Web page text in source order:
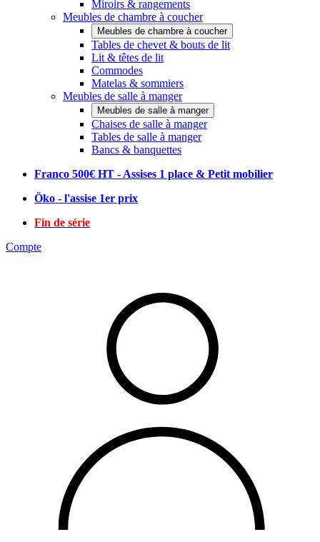
Miroirs & rangements
Meubles de chambre à coucher
Meubles de chambre à coucher
Tables de chevet & bouts de lit
Lit & têtes de lit
Commodes
Matelas & sommiers
Meubles de salle à manger
Meubles de salle à manger
Chaises de salle à manger
Tables de salle à manger
Bancs & banquettes
Franco 500€ HT - Assises 1 place & Petit mobilier
Öko - l'assise 1er prix
Fin de série
Compte